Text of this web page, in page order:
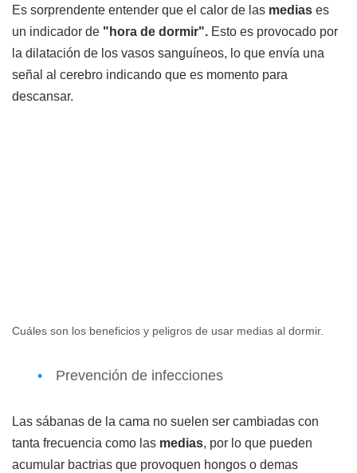
Es sorprendente entender que el calor de las medias es
un indicador de "hora de dormir". Esto es provocado por
la dilatación de los vasos sanguíneos, lo que envía una
señal al cerebro indicando que es momento para
descansar.
Cuáles son los beneficios y peligros de usar medias al dormir.
Prevención de infecciones
Las sábanas de la cama no suelen ser cambiadas con
tanta frecuencia como las medias, por lo que pueden
acumular bactrias que provoquen hongos o demas